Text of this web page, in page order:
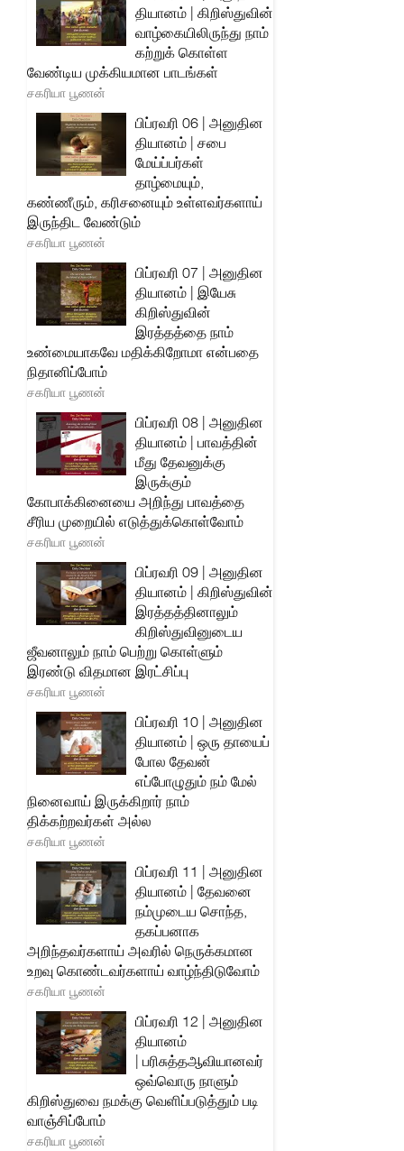
தியானம் | கிறிஸ்துவின்
வாழ்கையிலிருந்து நாம்
கற்றுக் கொள்ள
வேண்டிய முக்கியமான பாடங்கள்
சகரியா பூணன்
பிப்ரவரி 06 | அனுதின
தியானம் | சபை
மேய்ப்பர்கள்
தாழ்மையும்,
கண்ணீரும், கரிசனையும் உள்ளவர்களாய்
இருந்திட வேண்டும்
சகரியா பூணன்
பிப்ரவரி 07 | அனுதின
தியானம் | இயேசு
கிறிஸ்துவின்
இரத்தத்தை நாம்
உண்மையாகவே மதிக்கிறோமா என்பதை
நிதானிப்போம்
சகரியா பூணன்
பிப்ரவரி 08 | அனுதின
தியானம் | பாவத்தின்
மீது தேவனுக்கு
இருக்கும்
கோபாக்கினையை அறிந்து பாவத்தை
சீரிய முறையில் எடுத்துக்கொள்வோம்
சகரியா பூணன்
பிப்ரவரி 09 | அனுதின
தியானம் | கிறிஸ்துவின்
இரத்தத்தினாலும்
கிறிஸ்துவினுடைய
ஜீவனாலும் நாம் பெற்று கொள்ளும்
இரண்டு விதமான இரட்சிப்பு
சகரியா பூணன்
பிப்ரவரி 10 | அனுதின
தியானம் | ஒரு தாயைப்
போல தேவன்
எப்போழுதும் நம் மேல்
நினைவாய் இருக்கிறார் நாம்
திக்கற்றவர்கள் அல்ல
சகரியா பூணன்
பிப்ரவரி 11 | அனுதின
தியானம் | தேவனை
நம்முடைய சொந்த,
தகப்பனாக
அறிந்தவர்களாய் அவரில் நெருக்கமான
உறவு கொண்டவர்களாய் வாழ்ந்திடுவோம்
சகரியா பூணன்
பிப்ரவரி 12 | அனுதின
தியானம்
| பரிசுத்தஆவியானவர்
ஒவ்வொரு நாளும்
கிறிஸ்துவை நமக்கு வெளிப்படுத்தும் படி
வாஞ்சிப்போம்
சகரியா பூணன்